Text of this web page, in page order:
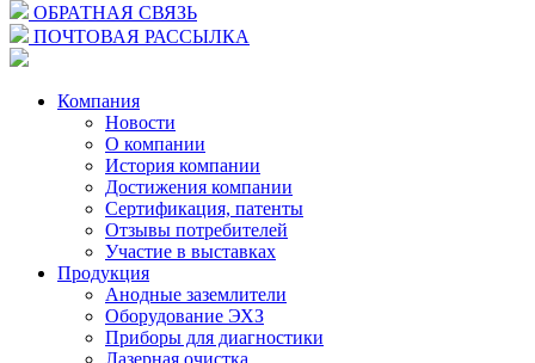
ОБРАТНАЯ СВЯЗЬ
ПОЧТОВАЯ РАССЫЛКА
Компания
Новости
О компании
История компании
Достижения компании
Сертификация, патенты
Отзывы потребителей
Участие в выставках
Продукция
Анодные заземлители
Оборудование ЭХЗ
Приборы для диагностики
Лазерная очистка